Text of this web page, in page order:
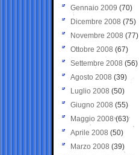
Gennaio 2009 (70)
Dicembre 2008 (75)
Novembre 2008 (77)
Ottobre 2008 (67)
Settembre 2008 (56)
Agosto 2008 (39)
Luglio 2008 (50)
Giugno 2008 (55)
Maggio 2008(63)
Aprile 2008 (50)
Marzo 2008 (39)